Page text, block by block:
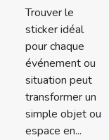
Trouver le
sticker idéal
pour chaque
événement ou
situation peut
transformer un
simple objet ou
espace en...